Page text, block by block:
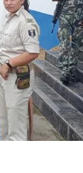
घर से ड्यूटी करने डेहरी जा
रफ्तार तेल टैंकर ने रौंदा
October 20, 2022
In "औरंगाबाद"